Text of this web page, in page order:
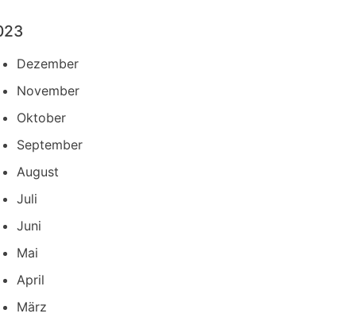
Dezember
November
Oktober
September
August
Juli
Juni
Mai
April
März